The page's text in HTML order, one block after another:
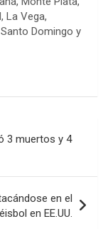
La Vega,
Domingo y
3 muertos y 4
en el
en EE.UU.